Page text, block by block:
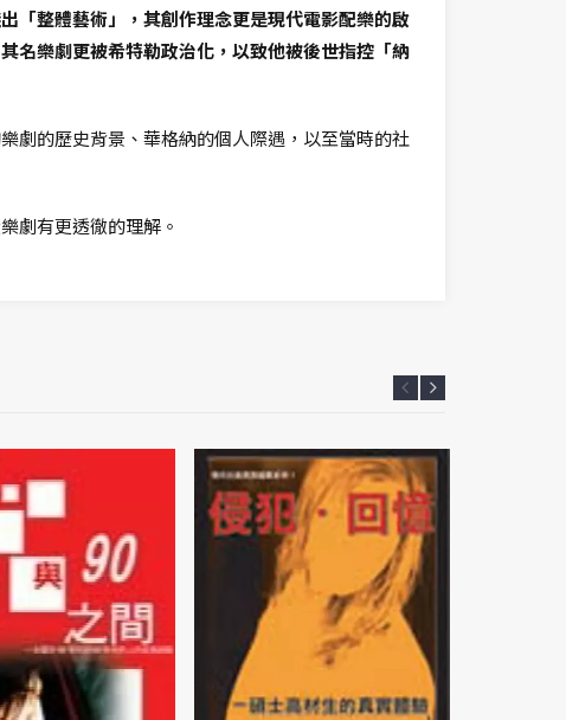
「整體藝術」，其創作理念更是現代電影配樂的啟
名樂劇更被希特勒政治化，以致他被後世指控「納
劇的歷史背景、華格納的個人際遇，以至當時的社
劇有更透徹的理解。